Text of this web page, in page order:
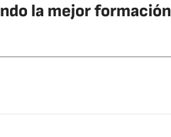
la mejor formación